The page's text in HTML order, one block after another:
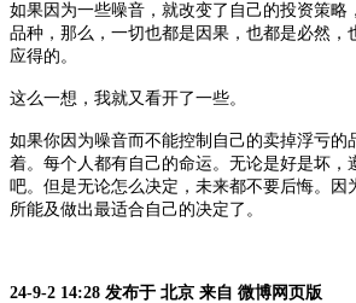
如果因为一些噪音，就改变了自己的投资策略
品种，那么，一切也都是因果，也都是必然，
应得的。
这么一想，我就又看开了一些。
如果你因为噪音而不能控制自己的卖掉浮亏的
着。每个人都有自己的命运。无论是好是坏，
吧。但是无论怎么决定，未来都不要后悔。因
所能及做出最适合自己的决定了。
24-9-2 14:28 发布于 北京 来自 微博网页版